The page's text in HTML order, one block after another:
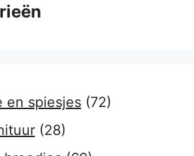
en spiesjes(72)
(28)